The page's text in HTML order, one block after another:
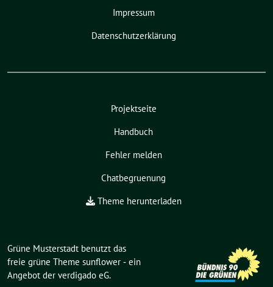
Impressum
Datenschutzerklärung
Projektseite
Handbuch
Fehler melden
Chatbegruenung
Theme herunterladen
Grüne Musterstadt benutzt das
freie grüne Theme sunflower ‐ ein
Angebot der verdigado eG.